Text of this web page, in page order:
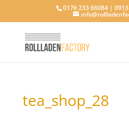
0176 233 66084 |
tea_shop_28